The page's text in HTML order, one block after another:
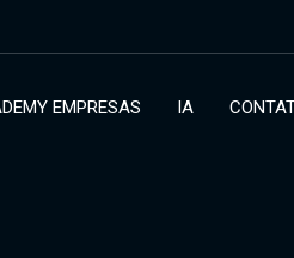
EMPRESAS IA